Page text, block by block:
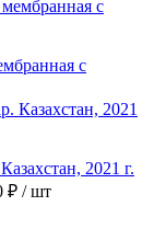
с
2021 г.
₽ / шт